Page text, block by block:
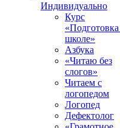
Индивидуально
Курс
школе»
Азбука
«Читаю без
слогов»
Читаем с
логопедом
Логопед
Дефектолог